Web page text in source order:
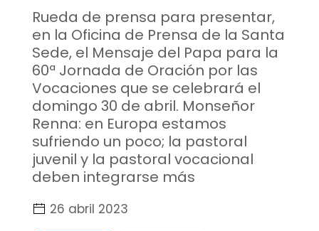
Rueda de prensa para presentar,
en la Oficina de Prensa de la Santa
Sede, el Mensaje del Papa para la
60ª Jornada de Oración por las
Vocaciones que se celebrará el
domingo 30 de abril. Monseñor
Renna: en Europa estamos
sufriendo un poco; la pastoral
juvenil y la pastoral vocacional
deben integrarse más
26 abril 2023